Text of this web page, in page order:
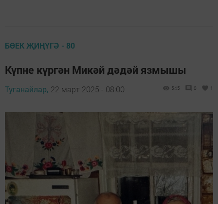
БӨЕК ҖИҢҮГӘ - 80
Күпне күргән Микәй дәдәй язмышы
Туганайлар, 22 март 2025 - 08:00 545 0 1